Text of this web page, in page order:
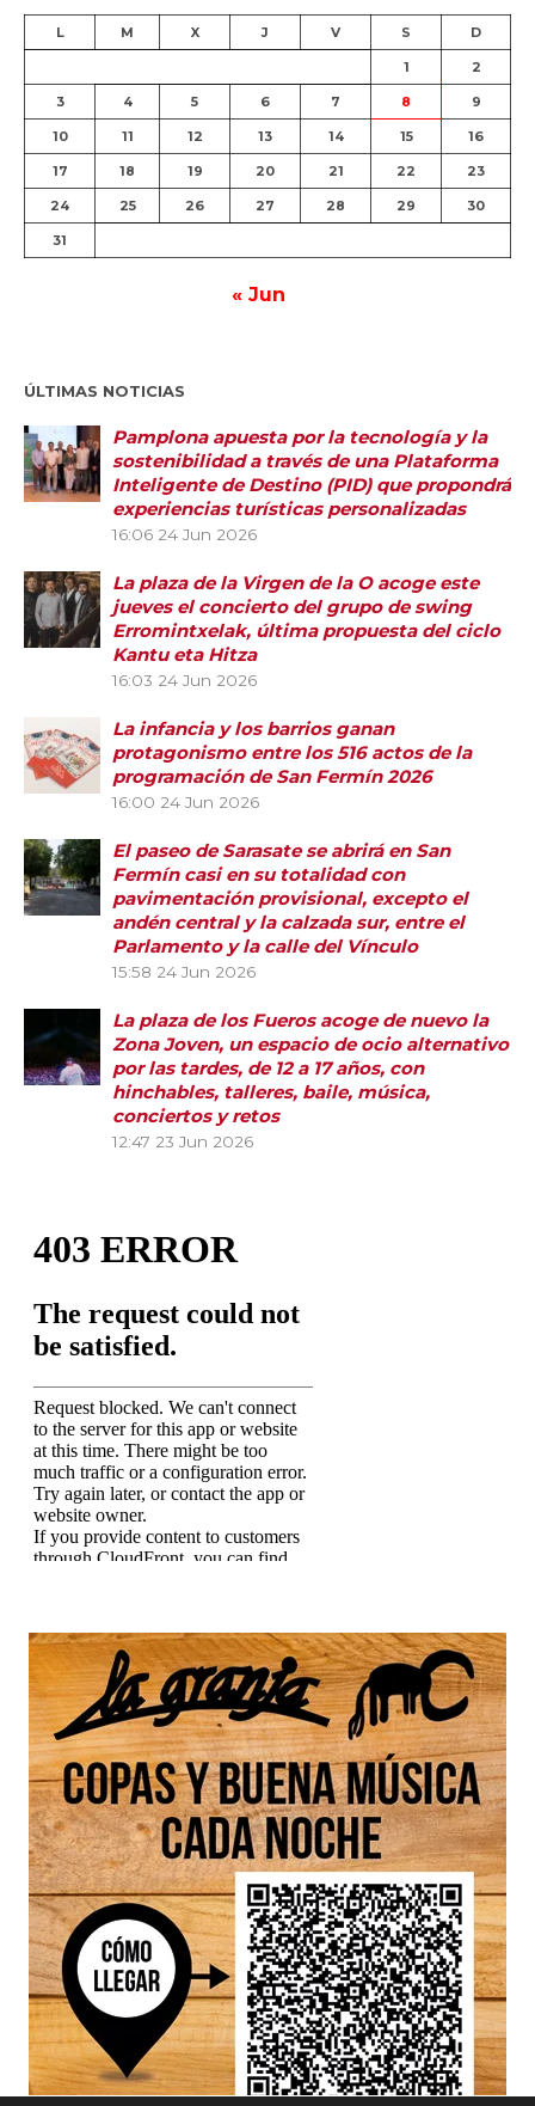
L M X J V S D
1 2
3 4 5 6 7 8 9
10 11 12 13 14 15 16
17 18 19 20 21 22 23
24 25 26 27 28 29 30
31
« Jun
ÚLTIMAS NOTICIAS
Pamplona apuesta por la tecnología y la
sostenibilidad a través de una Plataforma
Inteligente de Destino (PID) que propondrá
experiencias turísticas personalizadas
16:06 24 Jun 2026
La plaza de la Virgen de la O acoge este
jueves el concierto del grupo de swing
Erromintxelak, última propuesta del ciclo
Kantu eta Hitza
16:03 24 Jun 2026
La infancia y los barrios ganan
protagonismo entre los 516 actos de la
programación de San Fermín 2026
16:00 24 Jun 2026
El paseo de Sarasate se abrirá en San
Fermín casi en su totalidad con
pavimentación provisional, excepto el
andén central y la calzada sur, entre el
Parlamento y la calle del Vínculo
15:58 24 Jun 2026
La plaza de los Fueros acoge de nuevo la
Zona Joven, un espacio de ocio alternativo
por las tardes, de 12 a 17 años, con
hinchables, talleres, baile, música,
conciertos y retos
12:47 23 Jun 2026